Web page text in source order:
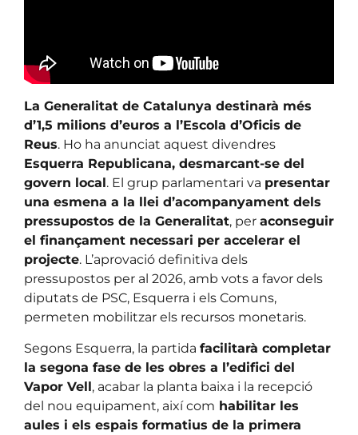
La Generalitat de Catalunya destinarà més
d’1,5 milions d’euros a l’Escola d’Oficis de
Reus. Ho ha anunciat aquest divendres
Esquerra Republicana, desmarcant-se del
govern local. El grup parlamentari va presentar
una esmena a la llei d’acompanyament dels
pressupostos de la Generalitat, per aconseguir
el finançament necessari per accelerar el
projecte. L’aprovació definitiva dels
pressupostos per al 2026, amb vots a favor dels
diputats de PSC, Esquerra i els Comuns,
permeten mobilitzar els recursos monetaris.
Segons Esquerra, la partida facilitarà completar
la segona fase de les obres a l’edifici del
Vapor Vell, acabar la planta baixa i la recepció
del nou equipament, així com habilitar les
aules i els espais formatius de la primera